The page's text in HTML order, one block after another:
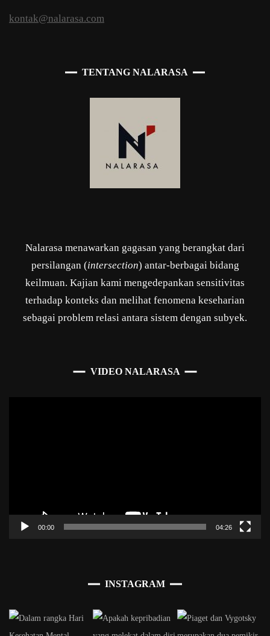
kontak@nalarasa.com
TENTANG NALARASA
Nalarasa menawarkan gagasan yang berangkat dari
persilangan (intersection) antar-berbagai bidang
keilmuan. Kajian kami mengedepankan sensitivitas
terhadap konteks dan melihat fenomena keseharian
sebagai problem relasi antara sistem dengan subyek.
VIDEO NALARASA
00:00 04:26
INSTAGRAM